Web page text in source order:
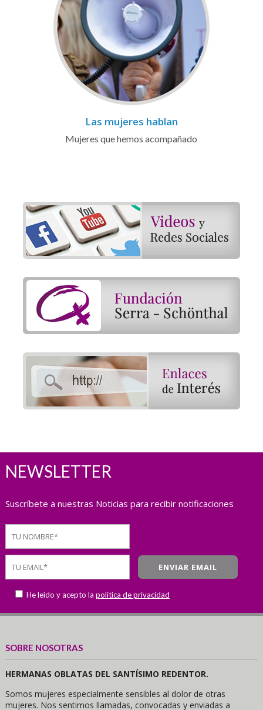
Las mujeres hablan
Mujeres que hemos acompañado
NEWSLETTER
Suscríbete a nuestras Noticias para recibir notificaciones
He leído y acepto la política de privacidad
SOBRE NOSOTRAS
HERMANAS OBLATAS DEL SANTÍSIMO REDENTOR.
Somos mujeres especialmente sensibles al dolor de otras
mujeres. Nos sentimos llamadas, convocadas y enviadas a